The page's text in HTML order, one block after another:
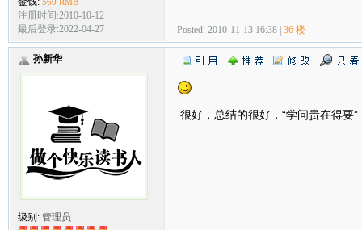
注册时间:2010-10-12
最后登录:2022-04-27
Posted: 2010-11-13 16:38 | 36 楼
孙新华
级别: 管理员
很好，总结的很好，“学问贵在得要